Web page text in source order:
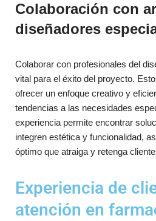
Colaboración con
diseñadores
Colaborar con profesionales del
vital para el éxito del proyecto.
ofrecer un enfoque creativo y
tendencias a las necesidades
experiencia permite encontrar
integren estética y funcionalidad,
óptimo que atraiga y retenga
Experiencia de
atención en